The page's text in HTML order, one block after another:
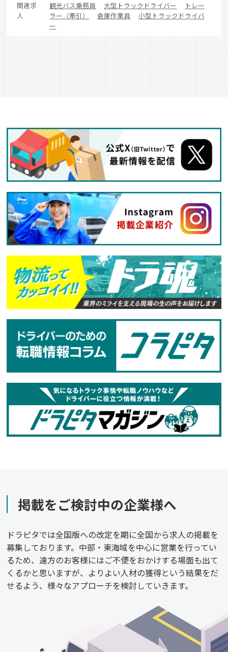
関連求
人
観光バス乗務員 大型トラックドライバー
トレー
ラー（牽引）
倉庫作業員
小型トラックドライバ
ー
掲載をご検討中の企業様へ
ドラピタでは全国版への改定を期に全国から求人の掲載を
募集しております。中部・東海域を中心に営業を行ってい
るため、遠方のお客様にはご不便をおかけする場面も出て
くるかと思いますが、よりよい人材の獲得という結果をだ
せるよう、様々なアプローチを検討していきます。